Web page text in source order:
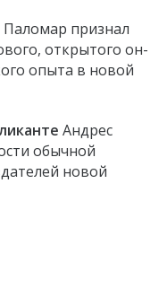
признал
открытого он-
опыта в новой
Андрес
обычной
новой